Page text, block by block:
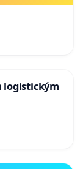
logistickým